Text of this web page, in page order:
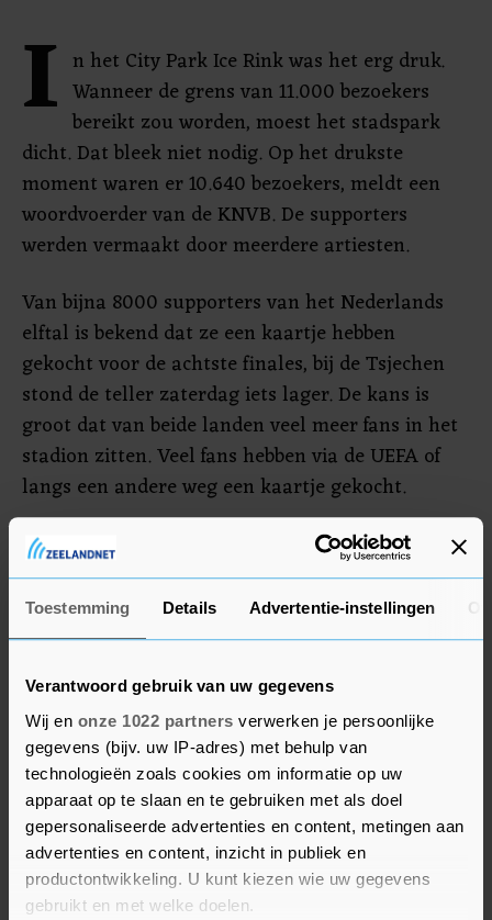
Toestemming Details Advertentie-instellingen
Verantwoord gebruik van uw gegevens
Wij en onze 1022 partners verwerken je persoonlijke
gegevens (bijv. uw IP-adres) met behulp van
technologieën zoals cookies om informatie op uw
apparaat op te slaan en te gebruiken met als doel
gepersonaliseerde advertenties en content, metingen aan
advertenties en content, inzicht in publiek en
productontwikkeling. U kunt kiezen wie uw gegevens
gebruikt en met welke doelen.
I n het City Park Ice Rink was het erg druk.
Wanneer de grens van 11.000 bezoekers
bereikt zou worden, moest het stadspark
dicht. Dat bleek niet nodig. Op het drukste
moment waren er 10.640 bezoekers, meldt een
woordvoerder van de KNVB. De supporters
werden vermaakt door meerdere artiesten.
Van bijna 8000 supporters van het Nederlands
elftal is bekend dat ze een kaartje hebben
gekocht voor de achtste finales, bij de Tsjechen
stond de teller zaterdag iets lager. De kans is
groot dat van beide landen veel meer fans in het
stadion zitten. Veel fans hebben via de UEFA of
langs een andere weg een kaartje gekocht.
De Puskás Aréna is met ruim 55.000 mensen
uitverkocht. De achtste finale tussen Nederland
en Tsjechië begint om 18.00 uur. De winnaar
neemt het zaterdag in de kwartfinale in Bakoe op